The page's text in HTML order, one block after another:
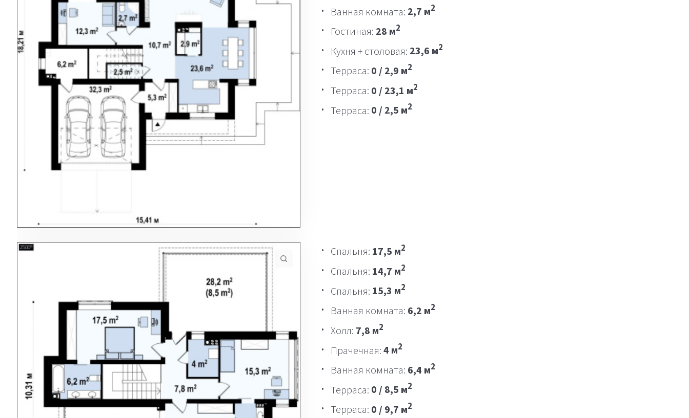
Ванная комната: 2,7 м2
Гостиная: 28 м2
Кухня + столовая: 23,6 м2
Терраса: 0 / 2,9 м2
Терраса: 0 / 23,1 м2
Терраса: 0 / 2,5 м2
Спальня: 17,5 м2
Спальня: 14,7 м2
Спальня: 15,3 м2
Ванная комната: 6,2 м2
Холл: 7,8 м2
Прачечная:4 м2
Ванная комната: 6,4 м2
Терраса: 0 / 8,5 м2
Терраса: 0 / 9,7 м2